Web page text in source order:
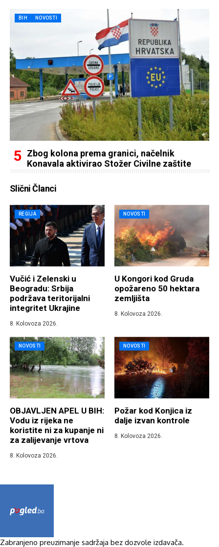
BIH NOVOSTI
Zbog kolona prema granici, načelnik
Konavala aktivirao Stožer Civilne zaštite
Slični Članci
REGIJA
Vučić i Zelenski u
Beogradu: Srbija
podržava teritorijalni
integritet Ukrajine
8. Kolovoza 2026.
NOVOSTI
U Kongori kod Gruda
opožareno 50 hektara
zemljišta
8. Kolovoza 2026.
NOVOSTI
OBJAVLJEN APEL U BIH:
Vodu iz rijeka ne
koristite ni za kupanje ni
za zalijevanje vrtova
8. Kolovoza 2026.
NOVOSTI
Požar kod Konjica iz
dalje izvan kontrole
8. Kolovoza 2026.
Zabranjeno preuzimanje sadržaja bez dozvole izdavača.